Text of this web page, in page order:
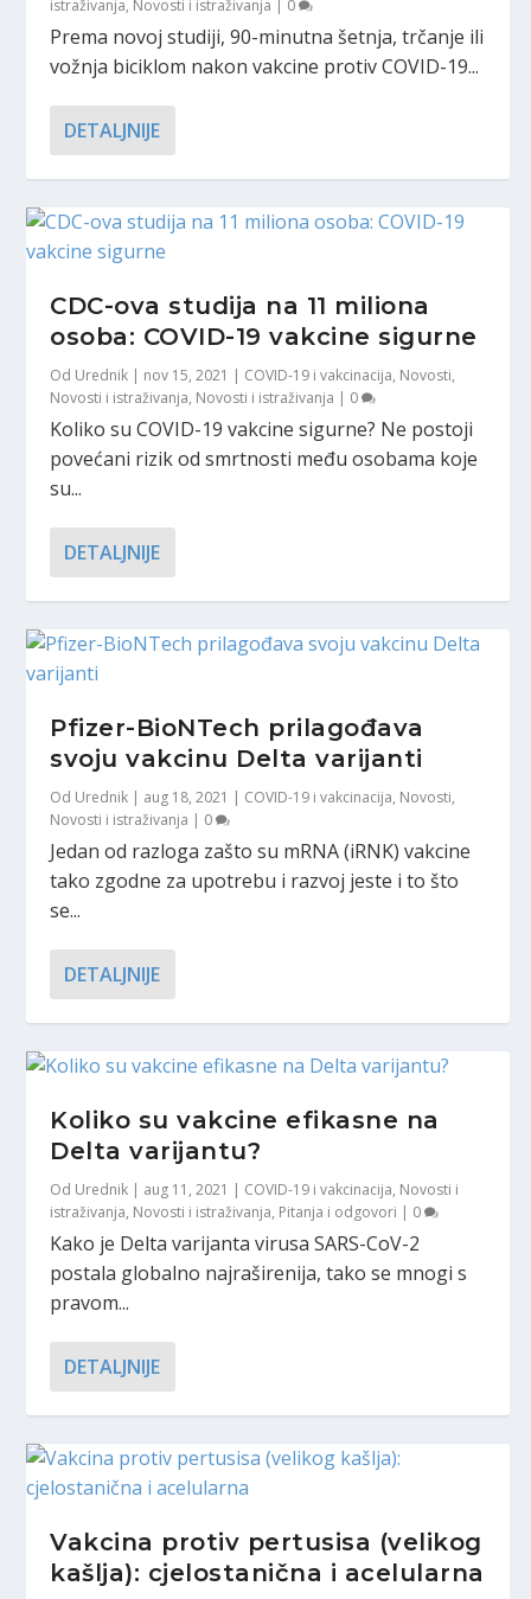
istraživanja, Novosti i istraživanja 0
Prema novoj studiji, 90-minutna šetnja, trčanje ili
vožnja biciklom nakon vakcine protiv COVID-19...
DETALJNIJE
CDC-ova studija na 11 miliona
osoba: COVID-19 vakcine sigurne
Od Urednik | nov 15, 2021 | COVID-19 i vakcinacija, Novosti,
Novosti i istraživanja, Novosti i istraživanja | 0
Koliko su COVID-19 vakcine sigurne? Ne postoji
povećani rizik od smrtnosti među osobama koje
su...
DETALJNIJE
Pfizer-BioNTech prilagođava
svoju vakcinu Delta varijanti
Od Urednik | aug 18, 2021 | COVID-19 i vakcinacija, Novosti,
Novosti i istraživanja | 0
Jedan od razloga zašto su mRNA (iRNK) vakcine
tako zgodne za upotrebu i razvoj jeste i to što
se...
DETALJNIJE
Koliko su vakcine efikasne na
Delta varijantu?
Od Urednik | aug 11, 2021 | COVID-19 i vakcinacija, Novosti i
istraživanja, Novosti i istraživanja, Pitanja i odgovori | 0
Kako je Delta varijanta virusa SARS-CoV-2
postala globalno najraširenija, tako se mnogi s
pravom...
DETALJNIJE
Vakcina protiv pertusisa (velikog
kašlja): cjelostanična i acelularna